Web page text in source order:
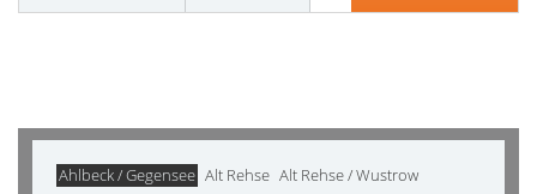
Ahlbeck / Gegensee Alt Rehse Alt Rehse / Wustrow